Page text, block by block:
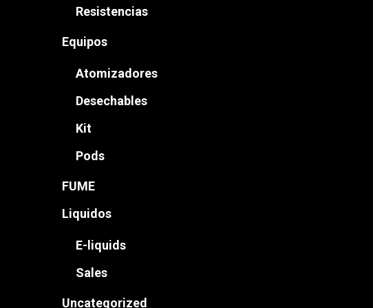
Resistencias
Equipos
Atomizadores
Desechables
Kit
Pods
FUME
Liquidos
E-liquids
Sales
Uncategorized